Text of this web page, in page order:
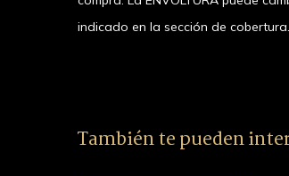
indicado en la sección de
También te pueden